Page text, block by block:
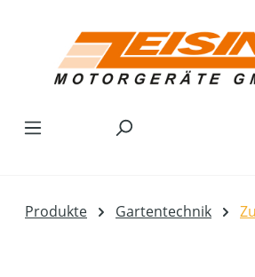
Produkte Gartentechnik